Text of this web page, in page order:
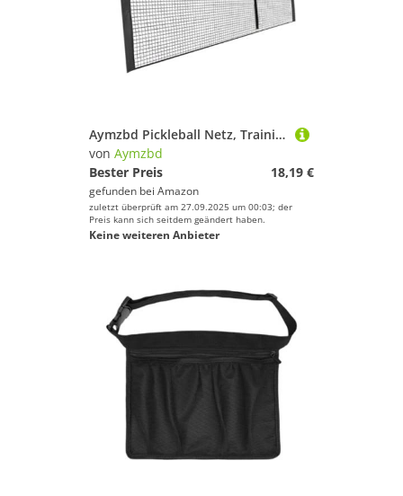
Aymzbd Pickleball Netz, Trainingsnetz, Leicht, Tragbar, Professionell, für Spiele Im Hinterhof, Drinnen Und Draußen (nur Netz), Schwarz
von Aymzbd
Bester Preis
18,19 €
gefunden bei Amazon
zuletzt überprüft am 27.09.2025 um 00:03; der
Preis kann sich seitdem geändert haben.
Keine weiteren Anbieter